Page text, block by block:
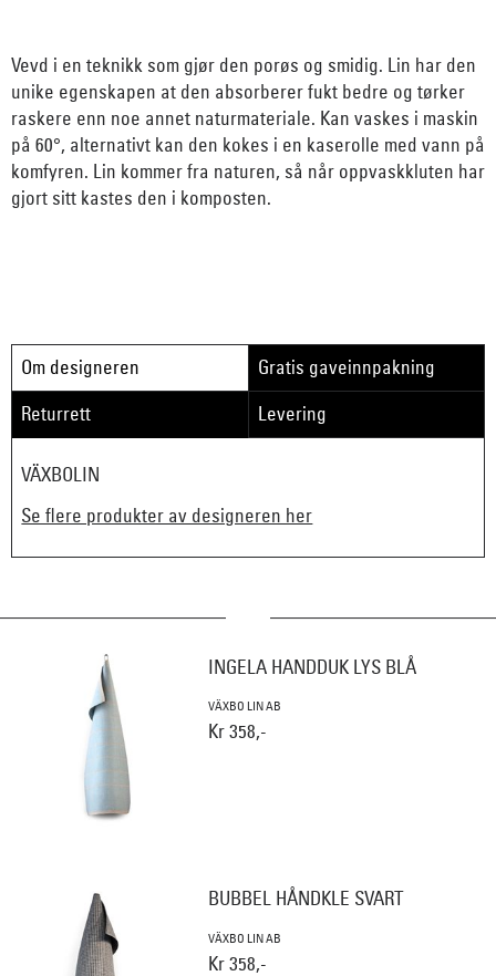
Vevd i en teknikk som gjør den porøs og smidig. Lin har den
unike egenskapen at den absorberer fukt bedre og tørker
raskere enn noe annet naturmateriale. Kan vaskes i maskin
på 60°, alternativt kan den kokes i en kaserolle med vann på
komfyren. Lin kommer fra naturen, så når oppvaskkluten har
gjort sitt kastes den i komposten.
Om designeren
Gratis gaveinnpakning
Returrett
Levering
VÄXBOLIN
Se flere produkter av designeren her
INGELA HANDDUK LYS BLÅ
VÄXBO LIN AB
Kr 358,-
BUBBEL HÅNDKLE SVART
VÄXBO LIN AB
Kr 358,-